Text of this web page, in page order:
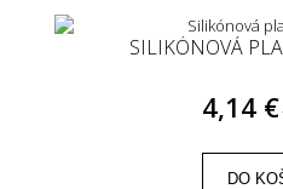
SILIKÓNOVÁ
4,14 €
DO